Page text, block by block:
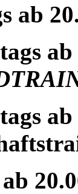
ab
ab